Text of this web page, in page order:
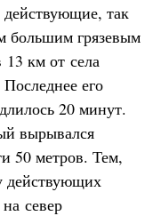
так
большим грязевым
13 км от села
его
20 минут.
вырывался
50 метров. Тем,
действующих
север